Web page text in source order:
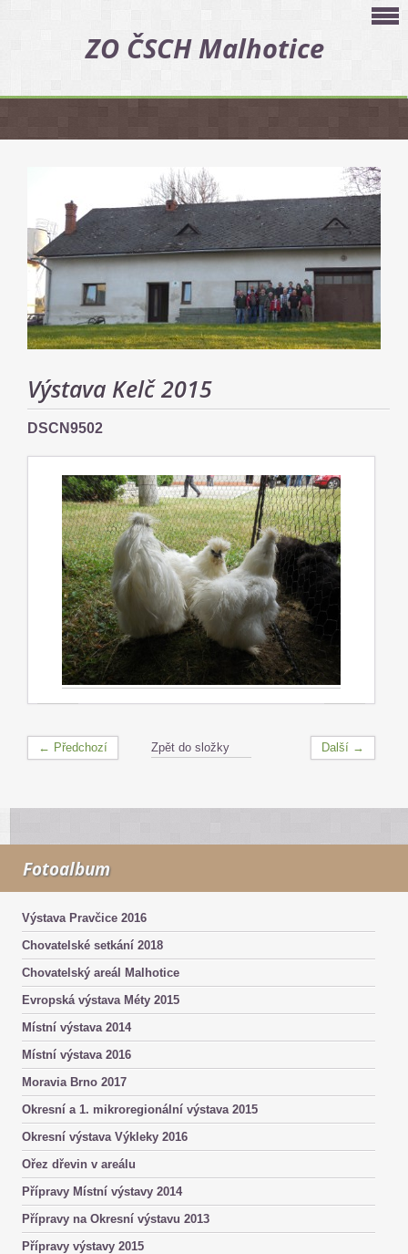
ZO ČSCH Malhotice
Výstava Kelč 2015
DSCN9502
← Předchozí Další →
Zpět do složky
Fotoalbum
Výstava Pravčice 2016
Chovatelské setkání 2018
Chovatelský areál Malhotice
Evropská výstava Méty 2015
Místní výstava 2014
Místní výstava 2016
Moravia Brno 2017
Okresní a 1. mikroregionální výstava 2015
Okresní výstava Výkleky 2016
Ořez dřevin v areálu
Přípravy Místní výstavy 2014
Přípravy na Okresní výstavu 2013
Přípravy výstavy 2015